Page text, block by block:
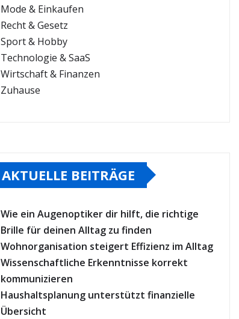
Mode & Einkaufen
Recht & Gesetz
Sport & Hobby
Technologie & SaaS
Wirtschaft & Finanzen
Zuhause
AKTUELLE BEITRÄGE
Wie ein Augenoptiker dir hilft, die richtige
Brille für deinen Alltag zu finden
Wohnorganisation steigert Effizienz im Alltag
Wissenschaftliche Erkenntnisse korrekt
kommunizieren
Haushaltsplanung unterstützt finanzielle
Übersicht